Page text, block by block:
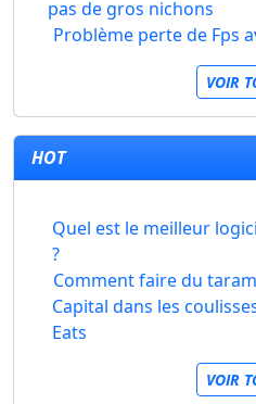
pas de gros nichons
Problème perte de Fps
VOIR
HOT
Quel est le meilleur
?
Comment faire du
Capital dans les
Eats
VOIR